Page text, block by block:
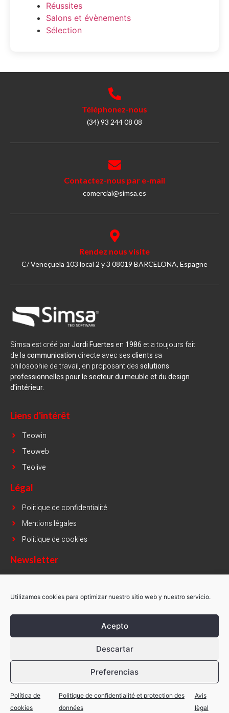
Utilizamos cookies para optimizar nuestro sitio web y nuestro servicio.
Acepto
Descartar
Preferencias
Política de
cookies
Politique de confidentialité et protection des
données
Avis
lègal
Réussites
Salons et évènements
Sélection
Téléphonez-nous
(34) 93 244 08 08
Contactez-nous par e-mail
comercial@simsa.es
Rendez nous visite
C/ Veneçuela 103 local 2 y 3 08019 BARCELONA, Espagne
Simsa est créé parJordi Fuertes en 1986 et a toujours fait
de lacommunication directe avec sesclients sa
philosophie de travail, en proposant dessolutions
professionnelles pour le secteur du meuble et du design
d’intérieur.
Liens d'intérêt
Teowin
Teoweb
Teolive
Légal
Politique de confidentialité
Mentions légales
Politique de cookies
Newsletter
Email
INSCRIVEZ-MOI
Copyright © Simsa 2021. Tous droits réservés